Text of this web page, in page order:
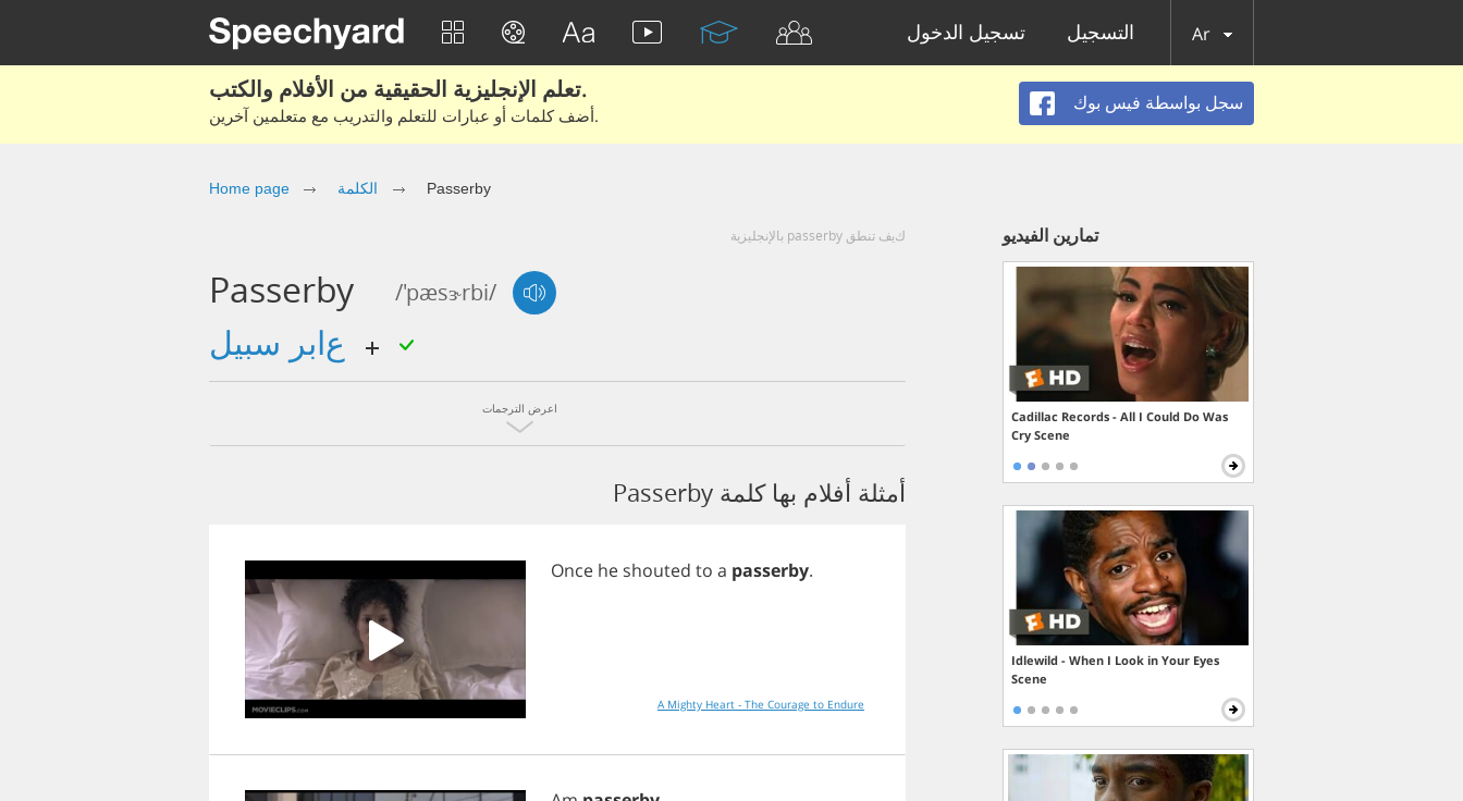
تسجيل الدخول التسجيل Ar
تعلم الإنجليزية الحقيقية من الأفلام والكتب.
أضف كلمات أو عبارات للتعلم والتدريب مع متعلمين آخرين.
سجل بواسطة فيس بوك
Home page الكلمة Passerby
كيف تنطق passerby بالإنجليزية
Passerby /'pæsɝrbi/
اعرض الترجمات
أمثلة أفلام بها كلمة Passerby
Once he shouted to a passerby.
A Mighty Heart - The Courage to Endure
تمارين الفيديو
Cadillac Records - All I Could Do Was
Cry Scene
Idlewild - When I Look in Your Eyes
Scene